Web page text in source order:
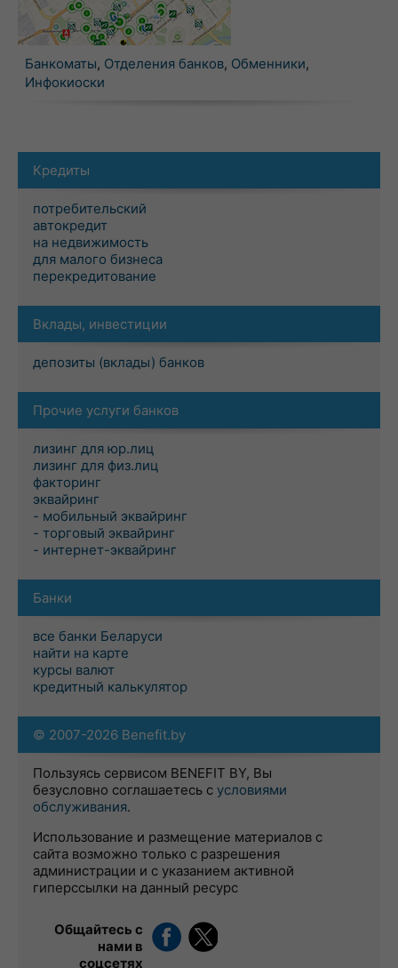
Банкоматы, Отделения банков, Обменники,
Инфокиоски
Кредиты
потребительский
автокредит
на недвижимость
для малого бизнеса
перекредитование
Вклады, инвестиции
депозиты (вклады) банков
Прочие услуги банков
лизинг для юр.лиц
лизинг для физ.лиц
факторинг
эквайринг
- мобильный эквайринг
- торговый эквайринг
- интернет-эквайринг
Банки
все банки Беларуси
найти на карте
курсы валют
кредитный калькулятор
© 2007-2026 Benefit.by
Пользуясь сервисом BENEFIT BY, Вы
безусловно соглашаетесь с условиями
обслуживания.
Использование и размещение материалов с
сайта возможно только с разрешения
администрации и с указанием активной
гиперссылки на данный ресурс
Общайтесь с
нами в
соцсетях